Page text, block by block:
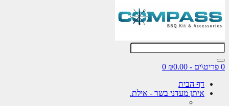
0
דף הבית
איתן מעדני בשר - אילת.